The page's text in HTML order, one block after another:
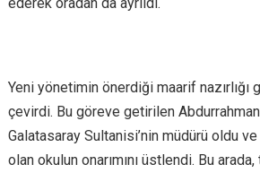
Yeni yönetimin önerdiği maarif nazırlığı
çevirdi. Bu göreve getirilen Abdurrahman
Galatasaray Sultanisi’nin müdürü oldu
olan okulun onarımını üstlendi. Bu